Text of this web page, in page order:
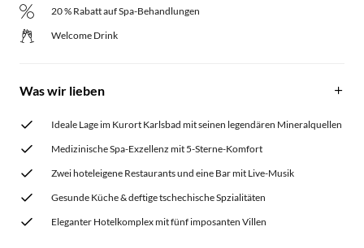
20 % Rabatt auf Spa-Behandlungen
Welcome Drink
Was wir lieben
Ideale Lage im Kurort Karlsbad mit seinen legendären Mineralquellen
Medizinische Spa-Exzellenz mit 5-Sterne-Komfort
Zwei hoteleigene Restaurants und eine Bar mit Live-Musik
Gesunde Küche & deftige tschechische Spzialitäten
Eleganter Hotelkomplex mit fünf imposanten Villen